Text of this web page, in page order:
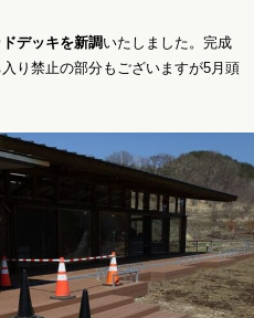
デッキを新調いたしました。完成
り禁止の部分もございますが5月頭